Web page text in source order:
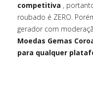
competitiva ,
roubado é ZERO.
gerador com
Moedas Gemas
para qualquer